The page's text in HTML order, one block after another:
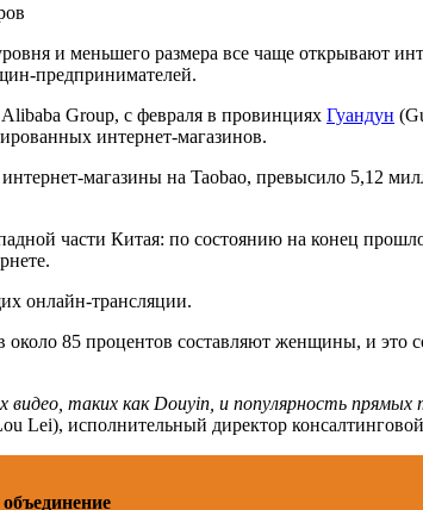
и меньшего размера все чаще открывают
предпринимателей.
Group, с февраля в провинциях Гуандун
интернет-магазинов.
магазины на Taobao, превысило 5,12
части Китая: по состоянию на конец
онлайн-трансляции.
85 процентов составляют женщины, и это
таких как Douyin, и популярность прямых
Lei), исполнительный директор